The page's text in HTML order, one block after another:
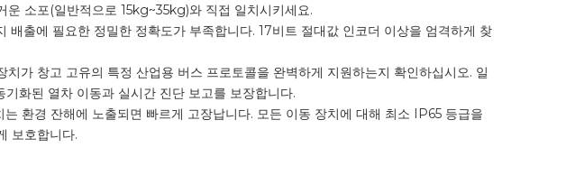
소포(일반적으로 15kg~35kg)와 직접 일치시키세요.
출에 필요한 정밀한 정확도가 부족합니다. 17비트 절대값 인코더 이상을 엄격하게 찾
가 창고 고유의 특정 산업용 버스 프로토콜을 완벽하게 지원하는지 확인하십시오. 일
화된 열차 이동과 실시간 진단 보고를 보장합니다.
환경 잔해에 노출되면 빠르게 고장납니다. 모든 이동 장치에 대해 최소 IP65 등급을
보호합니다.